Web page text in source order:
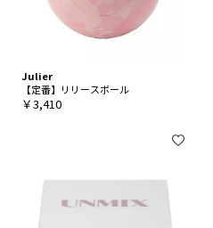
Julier
【定番】リリースボール
￥3,410